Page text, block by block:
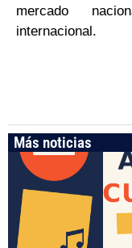
mercado
internacional.
Más noticias